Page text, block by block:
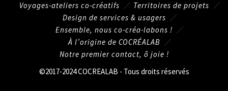
Voyages-ateliers co-créatifs
Territoires de projets
Design de services & usagers
Ensemble, nous co-créa-labons !
À l’origine de COCRÉALAB
Notre premier contact, ô joie !
©2017-2024 COCREALAB - Tous droits réservés